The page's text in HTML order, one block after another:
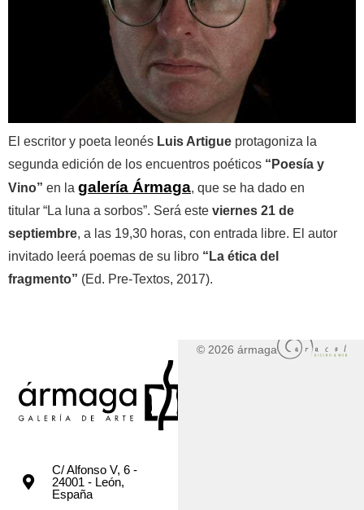
El escritor y poeta leonés Luis Artigue protagoniza la
segunda edición de los encuentros poéticos “Poesía y
Vino” en la galería Ármaga, que se ha dado en
titular “La luna a sorbos”. Será este viernes 21 de
septiembre, a las 19,30 horas, con entrada libre. El autor
invitado leerá poemas de su libro “La ética del
fragmento” (Ed. Pre-Textos, 2017).
C/ Alfonso V, 6 -
24001 - León,
España
© 2026 ármaga